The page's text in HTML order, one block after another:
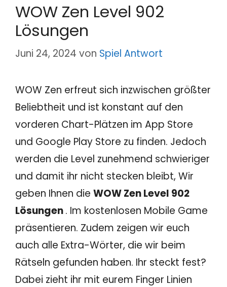
WOW Zen Level 902
Lösungen
Juni 24, 2024 von Spiel Antwort
WOW Zen erfreut sich inzwischen größter
Beliebtheit und ist konstant auf den
vorderen Chart-Plätzen im App Store
und Google Play Store zu finden. Jedoch
werden die Level zunehmend schwieriger
und damit ihr nicht stecken bleibt, Wir
geben Ihnen die WOW Zen Level 902
Lösungen. Im kostenlosen Mobile Game
präsentieren. Zudem zeigen wir euch
auch alle Extra-Wörter, die wir beim
Rätseln gefunden haben. Ihr steckt fest?
Dabei zieht ihr mit eurem Finger Linien